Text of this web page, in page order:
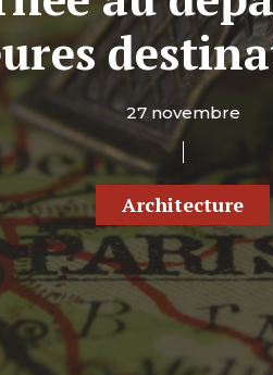
27 novembre
Architecture